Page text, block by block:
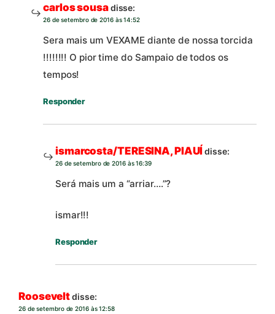
carlos sousadisse:
26 de setembro de 2016 às 14:52
Sera mais um VEXAME diante de nossa torcida
!!!!!!!! O pior time do Sampaio de todos os
tempos!
Responder
ismarcosta/TERESINA, PIAUÍdisse:
26 de setembro de 2016 às 16:39
Será mais um a “arriar….”?
ismar!!!
Responder
Rooseveltdisse:
26 de setembro de 2016 às 12:58